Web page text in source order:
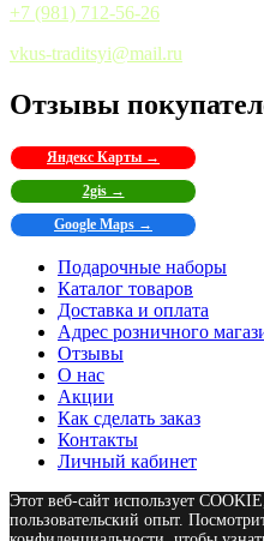
+7 (981) 712-56-26
vkus-traditsyi@mail.ru
Отзывы
Яндекс Карты →
2gis →
Google Maps →
Подарочные наборы
Каталог товаров
Доставка и оплата
Адрес розничного
Отзывы
О нас
Акции
Как сделать заказ
Контакты
Личный кабинет
Этот веб-сайт использует
пользовательский опыт.